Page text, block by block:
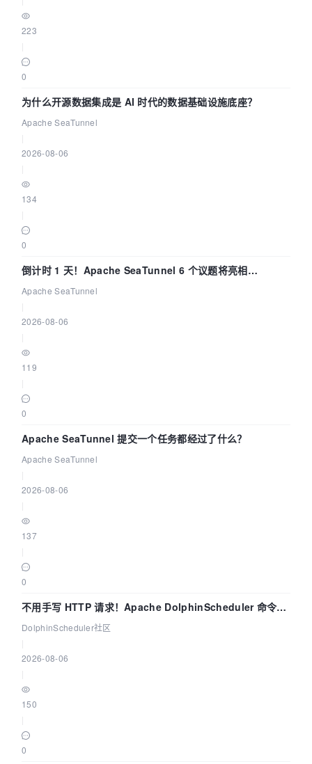
223
0
为什么开源数据集成是 AI 时代的数据基础设施底座？
Apache SeaTunnel
2026-08-06
134
0
倒计时 1 天！Apache SeaTunnel 6 个议题将亮相
Community Over Code Asia 2026
Apache SeaTunnel
2026-08-06
119
0
Apache SeaTunnel 提交一个任务都经过了什么？
Apache SeaTunnel
2026-08-06
137
0
不用手写 HTTP 请求！Apache DolphinScheduler 命令行
dsctl 两分钟上手
DolphinScheduler社区
2026-08-06
150
0